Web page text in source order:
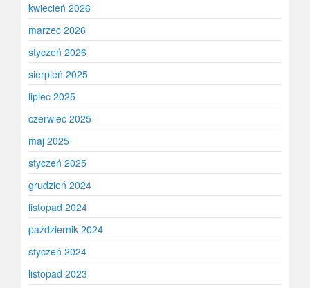
kwiecień 2026
marzec 2026
styczeń 2026
sierpień 2025
lipiec 2025
czerwiec 2025
maj 2025
styczeń 2025
grudzień 2024
listopad 2024
październik 2024
styczeń 2024
listopad 2023